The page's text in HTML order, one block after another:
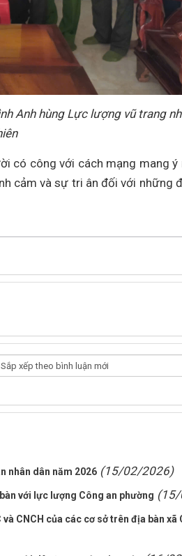
Anh hùng Lực lượng vũ trang
có công với cách mạng mang ý
cảm và sự tri ân đối với những
nhân dân năm 2026 (15/02/2026)
với lực lượng Công an phường
CNCH của các cơ sở trên địa bàn xã